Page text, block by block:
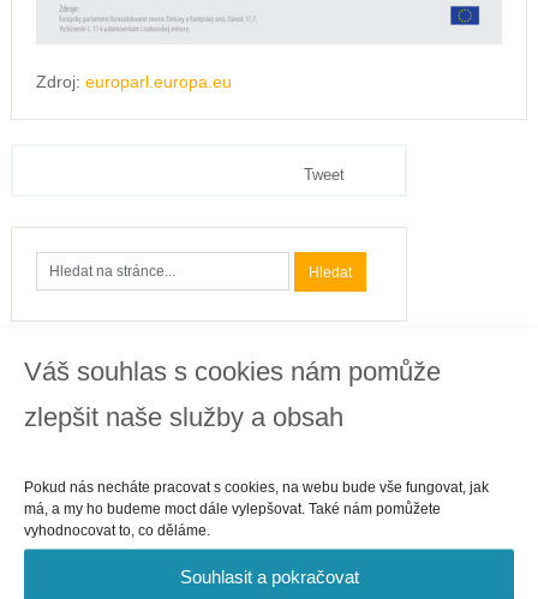
Váš souhlas s cookies nám pomůže
zlepšit naše služby a obsah
Pokud nás necháte pracovat s cookies, na webu bude vše fungovat, jak
má, a my ho budeme moct dále vylepšovat. Také nám pomůžete
vyhodnocovat to, co děláme.
Souhlasit a pokračovat
Zdroj: europarl.europa.eu
Tweet
Kategorie
Business
Finance
Gastronomie
Internet